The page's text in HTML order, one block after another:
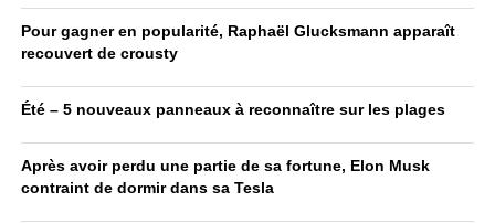
Pour gagner en popularité, Raphaël Glucksmann apparaît
recouvert de crousty
Été – 5 nouveaux panneaux à reconnaître sur les plages
Après avoir perdu une partie de sa fortune, Elon Musk
contraint de dormir dans sa Tesla